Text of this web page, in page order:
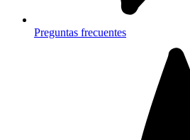
Preguntas frecuentes